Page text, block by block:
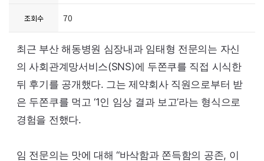
조회수 70
최근 부산 해동병원 심장내과 임태형 전문의는 자신
의 사회관계망서비스(SNS)에 두쫀쿠를 직접 시식한
뒤 후기를 공개했다. 그는 제약회사 직원으로부터 받
은 두쫀쿠를 먹고 ‘1인 임상 결과 보고’라는 형식으로
경험을 전했다.
임 전문의는 맛에 대해 “바삭함과 쫀득함의 공존, 이